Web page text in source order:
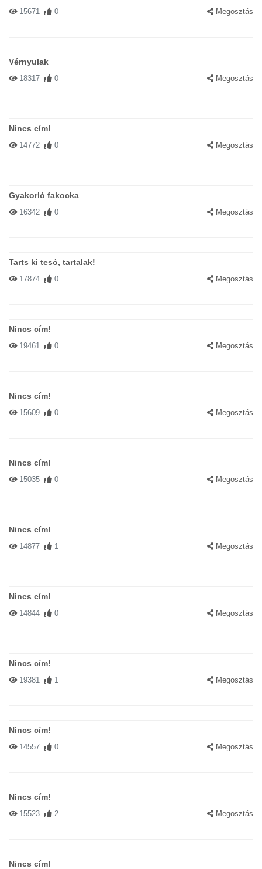
15671 0 Megosztás
Vérnyulak
18317 0 Megosztás
Nincs cím!
14772 0 Megosztás
Gyakorló fakocka
16342 0 Megosztás
Tarts ki tesó, tartalak!
17874 0 Megosztás
Nincs cím!
19461 0 Megosztás
Nincs cím!
15609 0 Megosztás
Nincs cím!
15035 0 Megosztás
Nincs cím!
14877 1 Megosztás
Nincs cím!
14844 0 Megosztás
Nincs cím!
19381 1 Megosztás
Nincs cím!
14557 0 Megosztás
Nincs cím!
15523 2 Megosztás
Nincs cím!